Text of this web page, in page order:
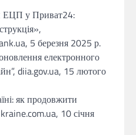
ЕЦП у Приват24:
5 березня 2025 р.
електронного
diia.gov.ua, 15 лютого
як продовжити
10 січня